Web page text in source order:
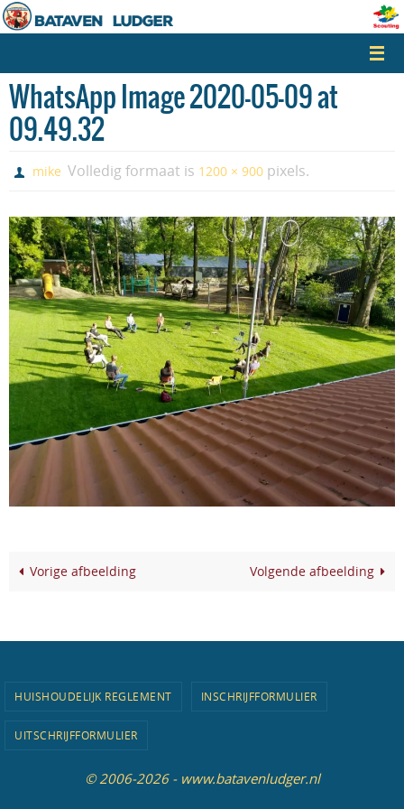
Naar
de
springen
WhatsApp Image 2020-05-09 at
09.49.32
mike Volledig formaat is 1200 × 900 pixels.
Vorige afbeelding Volgende afbeelding
HUISHOUDELIJK REGLEMENT INSCHRIJFFORMULIER
UITSCHRIJFFORMULIER
© 2006-2026 - www.batavenludger.nl